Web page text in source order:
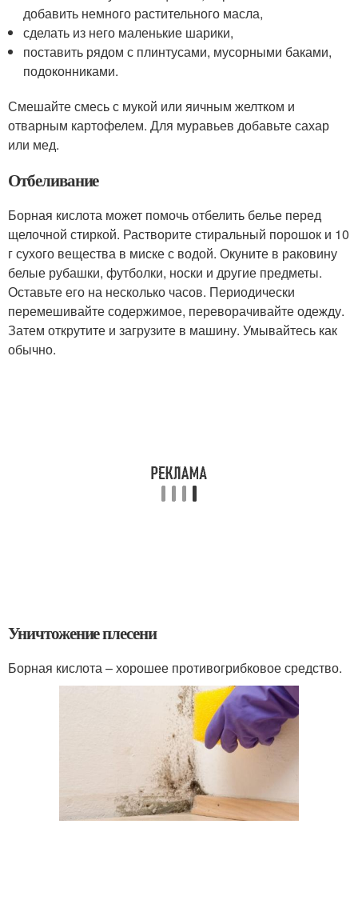
добавить немного растительного масла,
сделать из него маленькие шарики,
поставить рядом с плинтусами, мусорными баками,
подоконниками.
Смешайте смесь с мукой или яичным желтком и
отварным картофелем. Для муравьев добавьте сахар
или мед.
Отбеливание
Борная кислота может помочь отбелить белье перед
щелочной стиркой. Растворите стиральный порошок и 10
г сухого вещества в миске с водой. Окуните в раковину
белые рубашки, футболки, носки и другие предметы.
Оставьте его на несколько часов. Периодически
перемешивайте содержимое, переворачивайте одежду.
Затем открутите и загрузите в машину. Умывайтесь как
обычно.
Уничтожение плесени
Борная кислота – хорошее противогрибковое средство.